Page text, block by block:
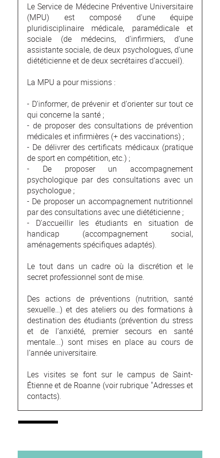
Le Service de Médecine Préventive Universitaire
(MPU) est composé d'une équipe
pluridisciplinaire médicale, paramédicale et
sociale (de médecins, d'infirmiers, d'une
assistante sociale, de deux psychologues, d'une
diététicienne et de deux secrétaires d'accueil).
La MPU a pour missions :
- D'informer, de prévenir et d'orienter sur tout ce
qui concerne la santé ;
- de proposer des consultations de prévention
médicales et infirmières (+ des vaccinations) ;
- De délivrer des certificats médicaux (pratique
de sport en compétition, etc.) ;
- De proposer un accompagnement
psychologique par des consultations avec un
psychologue ;
- De proposer un accompagnement nutritionnel
par des consultations avec une diététicienne ;
- D'accueillir les étudiants en situation de
handicap (accompagnement social,
aménagements spécifiques adaptés).
Le tout dans un cadre où la discrétion et le
secret professionnel sont de mise.
Des actions de préventions (nutrition, santé
sexuelle…) et des ateliers ou des formations à
destination des étudiants (prévention du stress
et de l’anxiété, premier secours en santé
mentale...) sont mises en place au cours de
l’année universitaire.
Les visites se font sur le campus de Saint-
Étienne et de Roanne (voir rubrique "Adresses et
contacts).